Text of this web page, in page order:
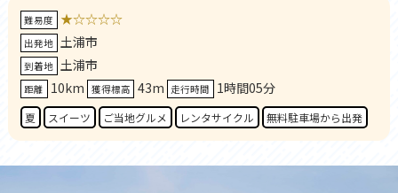
難易度 ★☆☆☆☆
出発地 土浦市
到着地 土浦市
距離 10km 獲得標高 43m 走行時間 1時間05分
夏 スイーツ ご当地グルメ レンタサイクル 無料駐車場から出発